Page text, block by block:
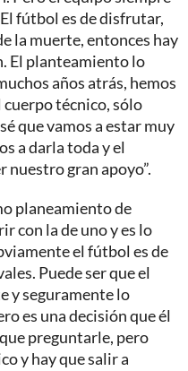
fútbol es de disfrutar,
la muerte, entonces hay
El planteamiento lo
años atrás, hemos
técnico, sólo
que vamos a estar muy
a darla toda y el
nuestro gran apoyo”.
planeamiento de
con la de uno y es lo
el fútbol es de
Puede ser que el
y seguramente lo
es una decisión que él
preguntarle, pero
y hay que salir a